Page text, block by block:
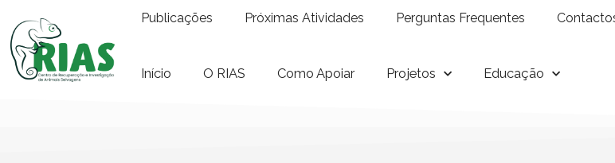
Publicações Próximas Atividades Perguntas Frequentes
Início O RIAS Como Apoiar Projetos Educação